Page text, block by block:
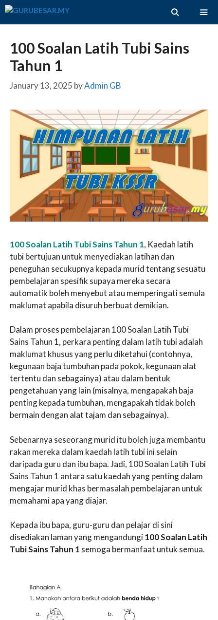
Skip
100 Soalan Latih Tubi Sains
Tahun 1
January 13, 2025 byAdmin GB
100 Soalan Latih Tubi Sains Tahun 1, Kaedah latih
tubi bertujuan untuk menyediakan latihan dan
peneguhan secukupnya kepada murid tentang sesuatu
pembelajaran spesifik supaya mereka secara
automatik boleh menyebut atau memperingati semula
maklumat apabila disuruh berbuat demikian.
Dalam proses pembelajaran 100 Soalan Latih Tubi
Sains Tahun 1, perkara penting dalam latih tubi adalah
maklumat khusus yang perlu diketahui (contohnya,
kegunaan baja tumbuhan pada pokok, kegunaan alat
tertentu dan sebagainya) atau dalam bentuk
pengetahuan yang lain (misalnya, mengapakah baja
penting kepada tumbuhan, mengapakah tidak boleh
bermain dengan alat tajam dan sebagainya).
Sebenarnya seseorang murid itu boleh juga membantu
rakan mereka dalam kaedah latih tubi ini selain
daripada guru dan ibu bapa. Jadi, 100 Soalan Latih Tubi
Sains Tahun 1 antara satu kaedah yang penting dalam
mengajar murid khas bermasalah pembelajaran untuk
memahami apa yang diajar.
Kepada ibu bapa, guru-guru dan pelajar di sini
disediakan laman yang mengandungi100 Soalan Latih
Tubi Sains Tahun 1 semoga bermanfaat untuk semua.